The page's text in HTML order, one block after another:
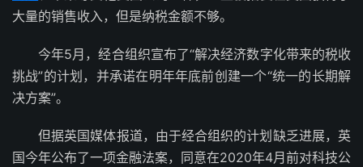
大量的销售收入，但是纳税金额不够。
今年5月，经合组织宣布了“解决经济数字化带来的税收
挑战”的计划，并承诺在明年年底前创建一个“统一的长期解
决方案”。
但据英国媒体报道，由于经合组织的计划缺乏进展，英
国今年公布了一项金融法案，同意在2020年4月前对科技公